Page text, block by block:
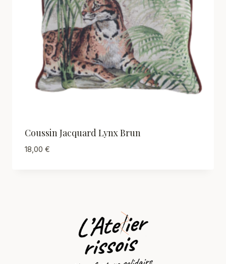
Coussin Jacquard Lynx Brun
18,00 €